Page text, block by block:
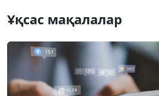
Ұқсас мақалалар